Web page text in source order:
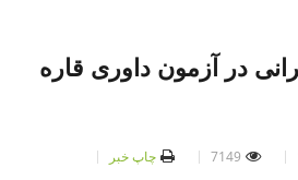
در آزمون داوری قاره
7149 چاپ خبر